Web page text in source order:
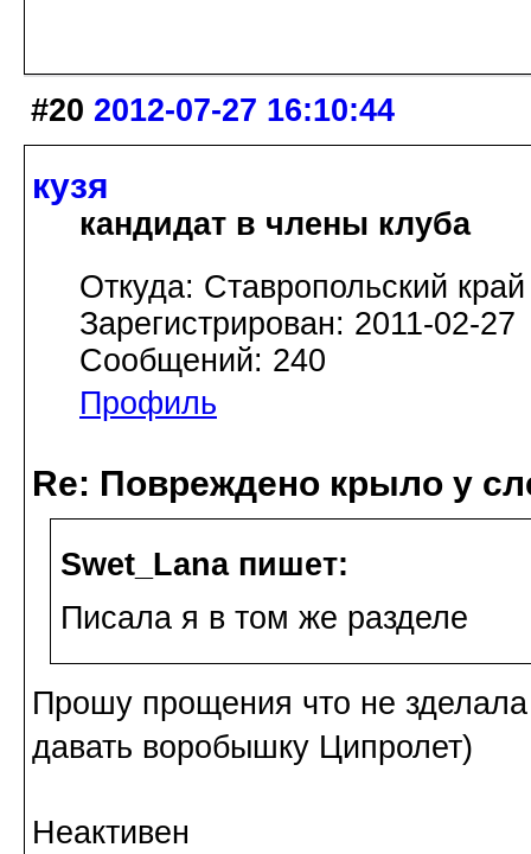
#20 2012-07-27 16:10:44
кузя
кандидат в члены клуба
Откуда: Ставропольский край
Зарегистрирован: 2011-02-27
Сообщений: 240
Профиль
Re: Повреждено крыло у
Swet_Lana пишет:
Писала я в том же разделе
Прошу прощения что не
давать воробышку Ципролет)
Неактивен